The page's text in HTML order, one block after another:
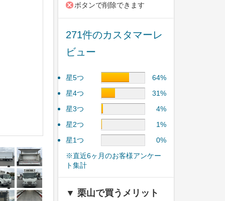
ボタンで削除できます
271件のカスタマーレ
ビュー
星5つ
64%
星4つ
31%
星3つ
4%
星2つ
1%
星1つ
0%
※直近6ヶ月のお客様アンケー
ト集計
▼ 栗山で買うメリット